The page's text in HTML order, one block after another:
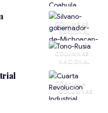
NACIONAL
NACIONAL
COAHUILA